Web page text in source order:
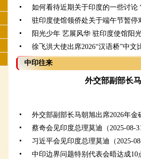
如何看待近期关于印度的一些讨论
驻印度使馆领侨处关于端午节暂停
阳光少年 艺展风华 驻印度使馆阳
徐飞洪大使出席2026“汉语桥”中
中印往来
外交部副部长
外交部副部长马朝旭出席2026年
蔡奇会见印度总理莫迪（2025-08-
习近平会见印度总理莫迪（2025-
中印边界问题特别代表会晤达成10